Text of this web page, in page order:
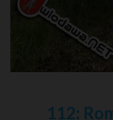
112: